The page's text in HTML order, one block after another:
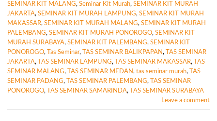
SEMINAR KIT MALANG, Seminar Kit Murah, SEMINAR KIT MURAH
JAKARTA, SEMINAR KIT MURAH LAMPUNG, SEMINAR KIT MURAH
MAKASSAR, SEMINAR KIT MURAH MALANG, SEMINAR KIT MURAH
PALEMBANG, SEMINAR KIT MURAH PONOROGO, SEMINAR KIT
MURAH SURABAYA, SEMINAR KIT PALEMBANG, SEMINAR KIT
PONOROGO, Tas Seminar, TAS SEMINAR BALIKPAPAN,
TAS SEMINAR
JAKARTA, TAS SEMINAR LAMPUNG, TAS SEMINAR MAKASSAR,
TAS
SEMINAR MALANG, TAS SEMINAR MEDAN, tas seminar murah,
TAS
SEMINAR PADANG, TAS SEMINAR PALEMBANG,
TAS SEMINAR
PONOROGO, TAS SEMINAR SAMARINDA,
TAS SEMINAR SURABAYA
Leave a comment